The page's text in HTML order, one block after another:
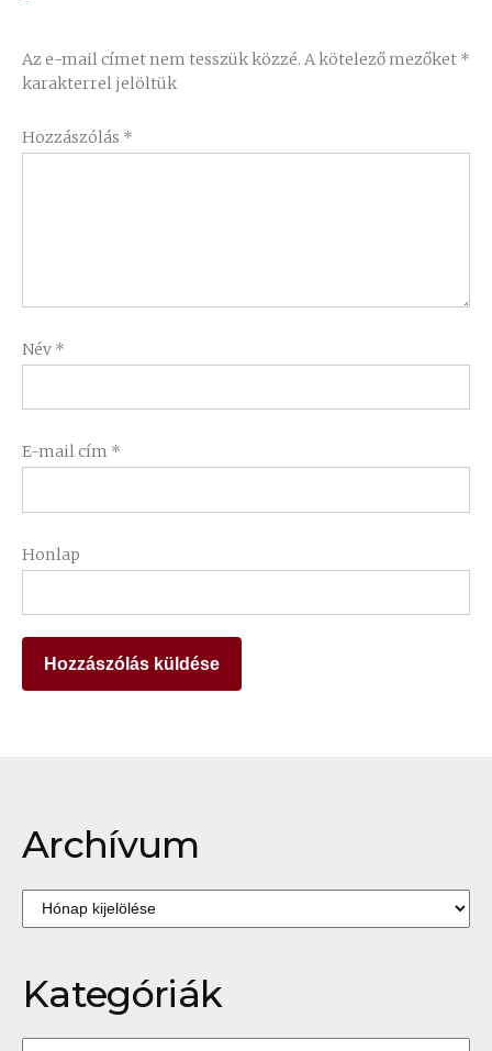
Az e-mail címet nem tesszük közzé. A kötelező mezőket *
karakterrel jelöltük
Hozzászólás *
Név *
E-mail cím *
Honlap
Archívum
Archívum
Kategóriák